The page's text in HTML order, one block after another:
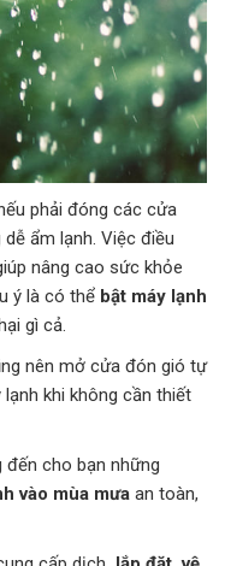
phải đóng các cửa
ẩm lạnh. Việc điều
nâng cao sức khỏe
ý là có thể bật máy lạnh
gì cả.
nên mở cửa đón gió tự
khi không cần thiết
đến cho bạn những
vào mùa mưa an toàn,